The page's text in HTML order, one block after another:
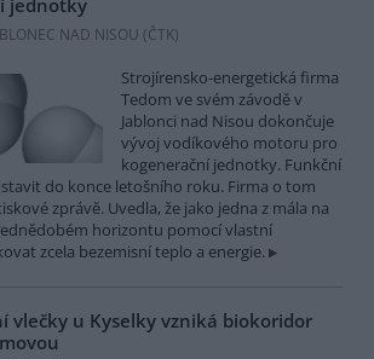
jednotky
NAD NISOU (ČTK)
Strojírensko-energetická firma
Tedom ve svém závodě v
Jablonci nad Nisou dokončuje
vývoj vodíkového motoru pro
kogenerační jednotky. Funkční
do konce letošního roku. Firma o tom
zprávě. Uvedla, že jako jedna z mála na
horizontu pomocí vlastní
zcela bezemisní teplo a energie.
vlečky u Kyselky vzniká biokoridor